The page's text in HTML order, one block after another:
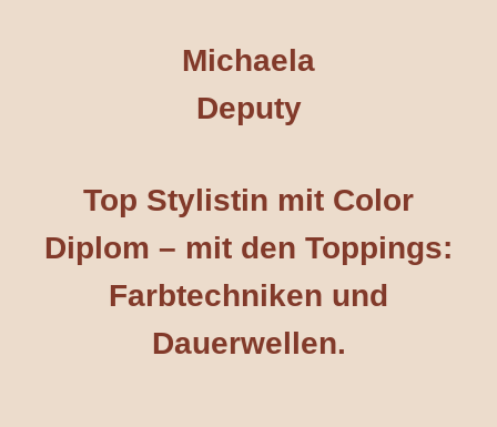
Michaela
Deputy
Top Stylistin mit Color
Diplom – mit den Toppings:
Farbtechniken und
Dauerwellen.